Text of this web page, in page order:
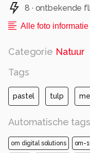
8 · ontbekende
Alle foto informatie
Categorie Natuur
Tags
pastel tulp
Automatische tags
om digital solutions om-